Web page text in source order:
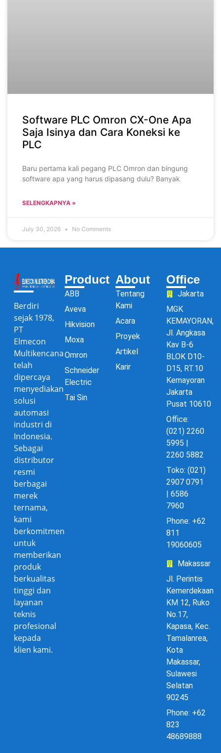
Software PLC Omron CX-One Apa
Saja Isinya dan Cara Koneksi ke
PLC
Baru pertama kali pegang PLC Omron dan bingung
software apa yang harus dipasang dulu? Banyak
SELENGKAPNYA »
July 30, 2026 No Comments
Berdiri
sejak 1978,
PT
Elmecon
Multikencana
telah
dipercaya
menyediakan
solusi
automasi
industri di
Indonesia.
Sebagai
distributor
resmi
berbagai
merek
ternama,
kami
berkomitmen
untuk
memberikan
produk
berkualitas
tinggi dan
layanan
teknis
profesional
kepada
klien kami.
Product
ABB
Aveva
Hikvision
Moxa
Omron
Schneider
Electric
Tai Sin
About
Tentang
Kami
Acara
Proyek
Artikel
Karir
Office
Jakarta
MGK
KEMAYORAN,
Jl. Angkasa
Kav B-6
BLOK D10-
D15, RT.10
Kemayoran
Jakarta
Pusat 10610
Office:
(021) 2260
5995 |
2260 5882
Toko: (021)
2907 0791
| 6586
7960
Phone: +62
811
19060605
Makassar
Jl. Perintis
Kemerdekaan
KM 12, Ruko
No.17,
Kapasa, Kec.
Tamalanrea,
Kota
Makassar,
Sulawesi
Selatan
90245
Phone: +62
823
48689888